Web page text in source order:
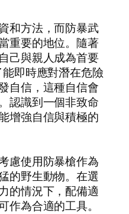
和方法，而防暴武
重要的地位。隨著
己與親人成為首要
能即時應對潛在危險
自信，這種自信會
認識到一個非致命
增強自信與積極的
慮使用防暴槍作為
的野生動物。在選
的情況下，配備適
作為合適的工具。